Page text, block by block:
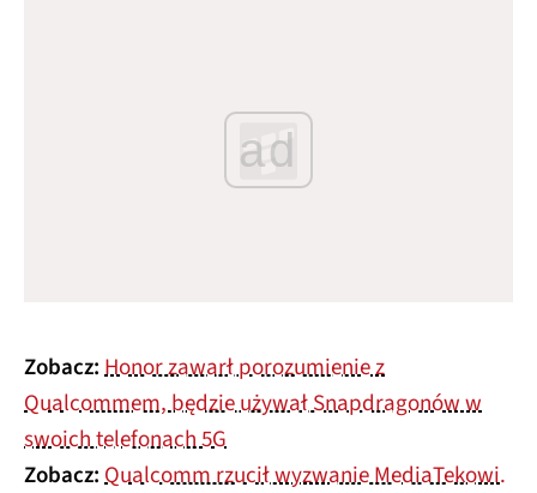
ad
Zobacz:Honor zawarł porozumienie z
Qualcommem, będzie używał Snapdragonów w
swoich telefonach 5G
Zobacz:Qualcomm rzucił wyzwanie MediaTekowi.